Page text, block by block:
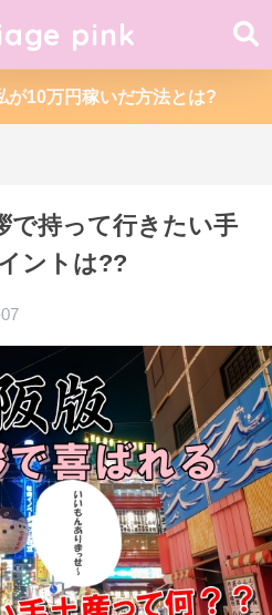
pink
が10万円稼いだ方法とは?
で持って行きたい手
ントは??